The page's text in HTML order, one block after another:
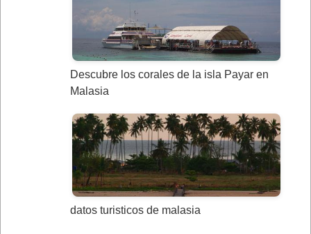
Descubre los corales de la isla Payar en
Malasia
datos turisticos de malasia